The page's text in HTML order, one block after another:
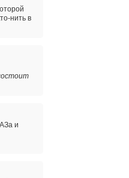
нить в
и